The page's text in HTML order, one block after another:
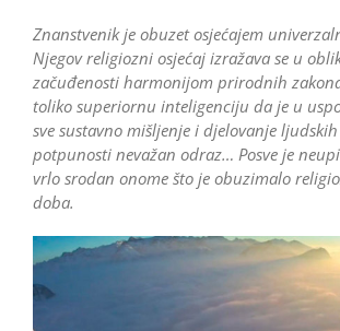
Znanstvenik je obuzet osjećajem
Njegov religiozni osjećaj izražava se u
začuđenosti harmonijom prirodnih
toliko superiornu inteligenciju da je u
sve sustavno mišljenje i djelovanje
potpunosti nevažan odraz… Posve je
vrlo srodan onome što je obuzimalo
doba.